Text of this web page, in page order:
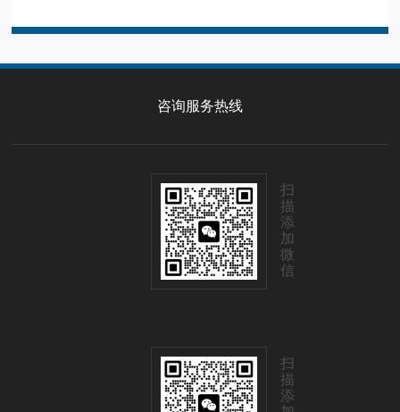
咨询服务热线
扫
描
添
加
微
信
扫
描
添